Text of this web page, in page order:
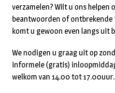
verzamelen? Wilt u ons helpen
beantwoorden of ontbrekende
komt u gewoon even langs uit
We nodigen u graag uit op
informele (gratis)
welkom van 14.00 tot 17.00uur.